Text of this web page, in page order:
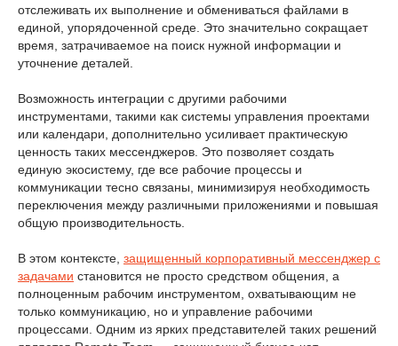
отслеживать их выполнение и обмениваться файлами в
единой, упорядоченной среде. Это значительно сокращает
время, затрачиваемое на поиск нужной информации и
уточнение деталей.
Возможность интеграции с другими рабочими
инструментами, такими как системы управления проектами
или календари, дополнительно усиливает практическую
ценность таких мессенджеров. Это позволяет создать
единую экосистему, где все рабочие процессы и
коммуникации тесно связаны, минимизируя необходимость
переключения между различными приложениями и повышая
общую производительность.
В этом контексте, защищенный корпоративный мессенджер с
задачами становится не просто средством общения, а
полноценным рабочим инструментом, охватывающим не
только коммуникацию, но и управление рабочими
процессами. Одним из ярких представителей таких решений